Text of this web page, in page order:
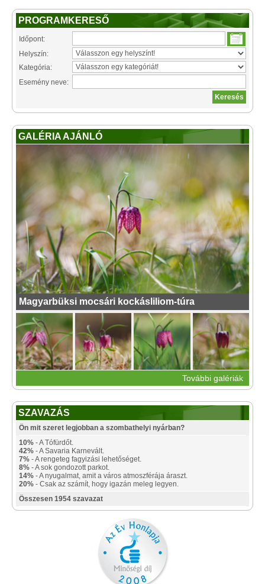
PROGRAMKERESŐ
Időpont:
Helyszín:
Kategória:
Esemény neve:
GALÉRIA AJÁNLÓ
Magyarbüksi mocsári kockásliliom-túra
További galériák
SZAVAZÁS
Ön mit szeret legjobban a szombathelyi nyárban?
10% - A Tófürdőt.
42% - A Savaria Karnevált.
7% - A rengeteg fagyizási lehetőséget.
8% - A sok gondozott parkot.
14% - A nyugalmat, amit a város atmoszférája áraszt.
20% - Csak az számít, hogy igazán meleg legyen.
Összesen 1954 szavazat